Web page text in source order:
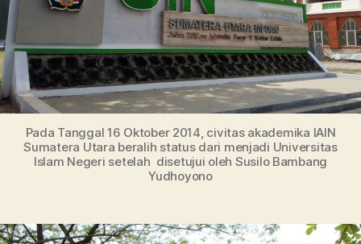
Pada Tanggal 16 Oktober 2014, civitas akademika IAIN
Sumatera Utara beralih status dari menjadi Universitas
Islam Negeri setelah disetujui oleh Susilo Bambang
Yudhoyono